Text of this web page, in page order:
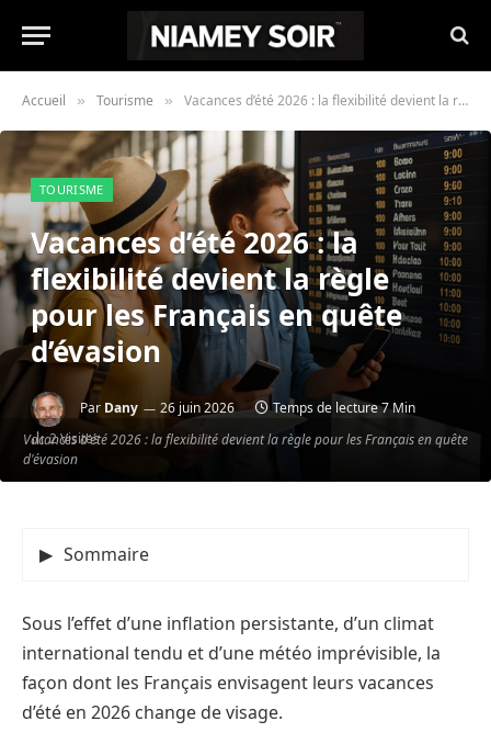
Accueil » Tourisme » Vacances d’été 2026 : la flexibilité devient la règle pour les Français en quête d’évasion
Vacances d'été 2026 : la flexibilité devient la règle pour les Français en quête
d'évasion
TOURISME
Vacances d’été 2026 : la
flexibilité devient la règle
pour les Français en quête
d’évasion
Par Dany 26 juin 2026
Temps de lecture 7 Min
2Visites
Sommaire
Sous l’effet d’une inflation persistante, d’un climat
international tendu et d’une météo imprévisible, la
façon dont les Français envisagent leurs vacances
d’été en 2026 change de visage.